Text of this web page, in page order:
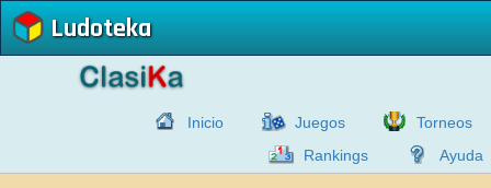
Ludoteka
Inicio Juegos
Torneos
Rankings
Ayuda